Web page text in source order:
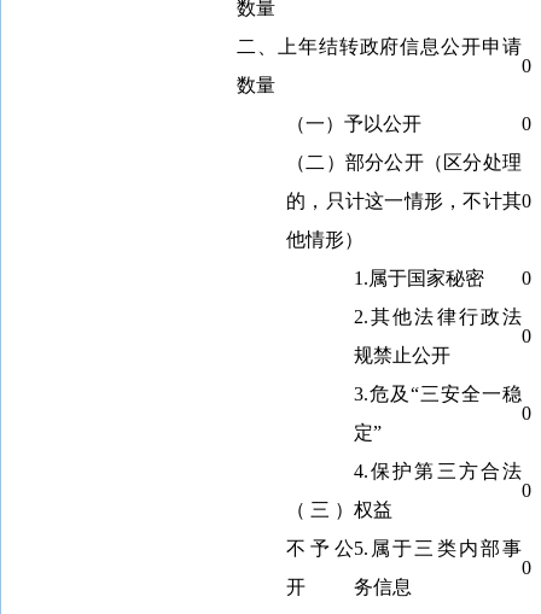
数量
二、上年结转政府信息公开申请
数量
0
（一）予以公开
0
（二）部分公开（区分处理
的，只计这一情形，不计其
他情形）
0
（三）
不予公
开
1.属于国家秘密
0
2.其他法律行政法
规禁止公开
0
3.危及“三安全一稳
定”
0
4.保护第三方合法
权益
0
5.属于三类内部事
务信息
0